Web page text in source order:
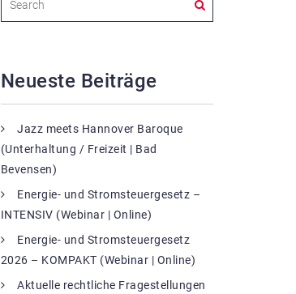
Neueste Beiträge
Jazz meets Hannover Baroque
(Unterhaltung / Freizeit | Bad
Bevensen)
Energie- und Stromsteuergesetz –
INTENSIV (Webinar | Online)
Energie- und Stromsteuergesetz
2026 – KOMPAKT (Webinar | Online)
Aktuelle rechtliche Fragestellungen